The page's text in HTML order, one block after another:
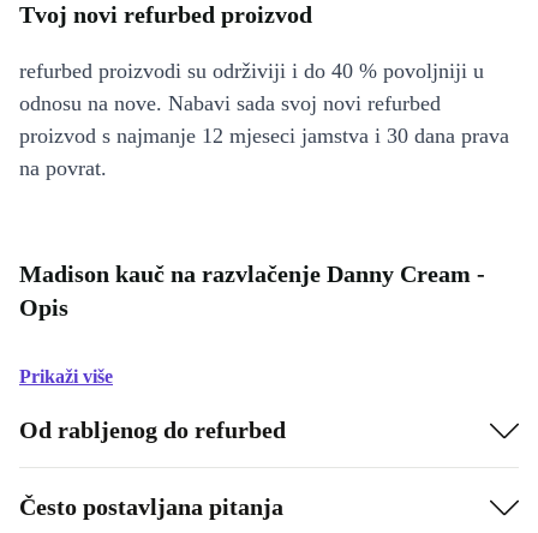
Tvoj novi refurbed proizvod
refurbed proizvodi su održiviji i do 40 % povoljniji u
odnosu na nove. Nabavi sada svoj novi refurbed
proizvod s najmanje 12 mjeseci jamstva i 30 dana prava
na povrat.
Madison kauč na razvlačenje Danny Cream -
Opis
Prikaži više
Od rabljenog do refurbed
Često postavljana pitanja